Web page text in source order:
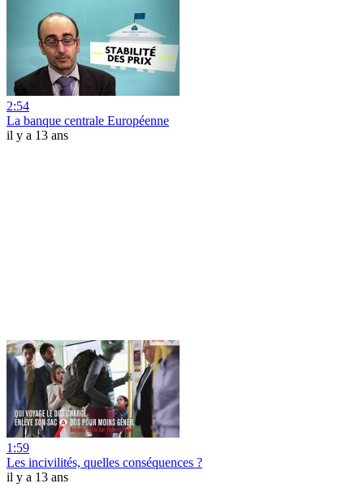
2:54
La banque centrale Européenne
il y a 13 ans
1:59
Les incivilités, quelles conséquences ?
il y a 13 ans